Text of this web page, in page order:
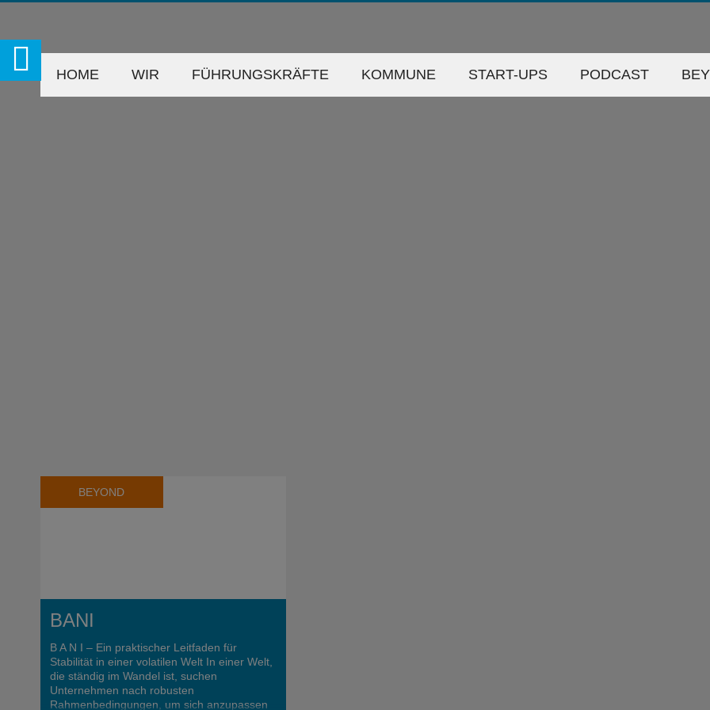
HOME WIR FÜHRUNGSKRÄFTE KOMMUNE START-UPS PODCAST
BEYOND
BANI
B A N I – Ein praktischer Leitfaden für
Stabilität in einer volatilen Welt In einer Welt,
die ständig im Wandel ist, suchen
Unternehmen nach robusten
Rahmenbedingungen, um sich anzupassen